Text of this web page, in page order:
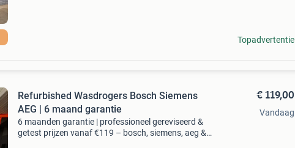
Topadvertentie
Refurbished Wasdrogers Bosch Siemens
AEG | 6 maand garantie
6 maanden garantie | professioneel gereviseerd &
getest prijzen vanaf €119 – bosch, siemens, aeg &
€ 119,00
Vandaag